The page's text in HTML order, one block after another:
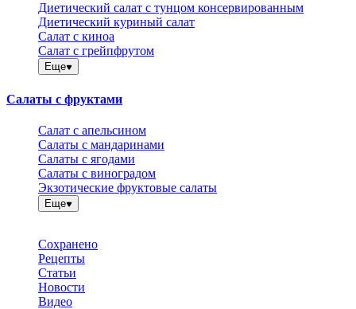
Диетический салат с тунцом консервированным
Диетический куриный салат
Салат с киноа
Салат с грейпфрутом
Еще
Салаты с фруктами
Салат с апельсином
Салаты с мандаринами
Салаты с ягодами
Салаты с виноградом
Экзотические фруктовые салаты
Еще
Сохранено
Рецепты
Статьи
Новости
Видео